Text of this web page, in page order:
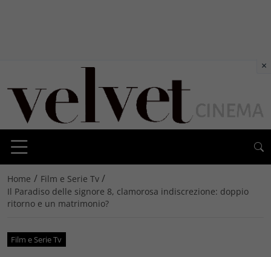
Home / Film e Serie Tv /
Il Paradiso delle signore 8, clamorosa indiscrezione: doppio
ritorno e un matrimonio?
Film e Serie Tv
×